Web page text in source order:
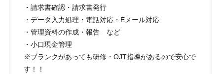
・請求書確認・請求書発行
・データ入力処理・電話対応・Eメール対応
・管理資料の作成・報告 など
・小口現金管理
※ブランクがあっても研修・OJT指導があるので安心で
す！！